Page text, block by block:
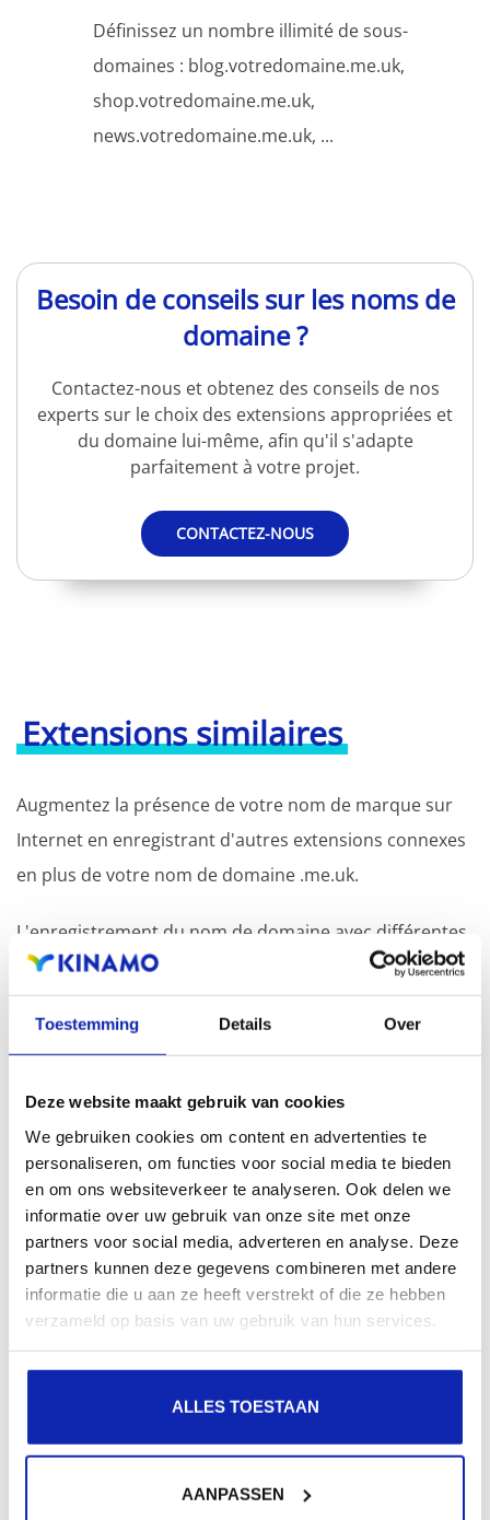
Toestemming Details Over
Deze website maakt gebruik van cookies
We gebruiken cookies om content en advertenties te
personaliseren, om functies voor social media te bieden
en om ons websiteverkeer te analyseren. Ook delen we
informatie over uw gebruik van onze site met onze
partners voor social media, adverteren en analyse. Deze
partners kunnen deze gegevens combineren met andere
informatie die u aan ze heeft verstrekt of die ze hebben
verzameld op basis van uw gebruik van hun services.
ALLES TOESTAAN
AANPASSEN
Définissez un nombre illimité de sous-
domaines : blog.votredomaine.me.uk,
shop.votredomaine.me.uk,
news.votredomaine.me.uk, ...
Besoin de conseils sur les noms de
domaine ?
Contactez-nous et obtenez des conseils de nos
experts sur le choix des extensions appropriées et
du domaine lui-même, afin qu'il s'adapte
parfaitement à votre projet.
CONTACTEZ-NOUS
Extensions similaires
Augmentez la présence de votre nom de marque sur
Internet en enregistrant d'autres extensions connexes
en plus de votre nom de domaine .me.uk.
L'enregistrement du nom de domaine avec différentes
extensions offre l'avantage d'une visibilité accrue dans
les moteurs de recherche, d'une présence
géographique et d'une meilleure présence dans les
recherche.
Enregistrez votre nom de domaine